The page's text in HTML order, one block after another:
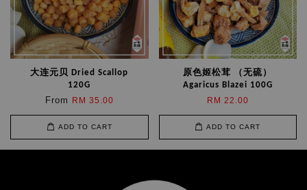
大连元贝 Dried Scallop
120G
From RM 35.00
ADD TO CART
原色姬松茸 （无硫）
Agaricus Blazei 100G
RM 22.00
ADD TO CART